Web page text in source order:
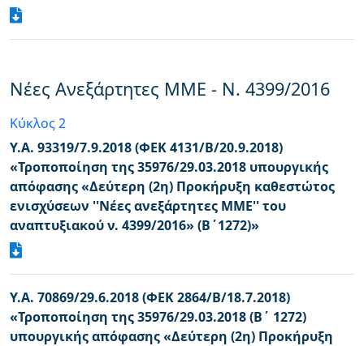
Νέες Ανεξάρτητες ΜΜΕ - Ν. 4399/2016
Κύκλος 2
Υ.Α. 93319/7.9.2018 (ΦΕΚ 4131/Β/20.9.2018)
«Τροποποίηση της 35976/29.03.2018 υπουργικής
απόφασης «Δεύτερη (2η) Προκήρυξη καθεστώτος
ενισχύσεων ''Νέες ανεξάρτητες ΜΜΕ'' του
αναπτυξιακού ν. 4399/2016» (Β΄1272)»
Υ.Α. 70869/29.6.2018 (ΦΕΚ 2864/Β/18.7.2018)
«Τροποποίηση της 35976/29.03.2018 (Β΄ 1272)
υπουργικής απόφασης «Δεύτερη (2η) Προκήρυξη